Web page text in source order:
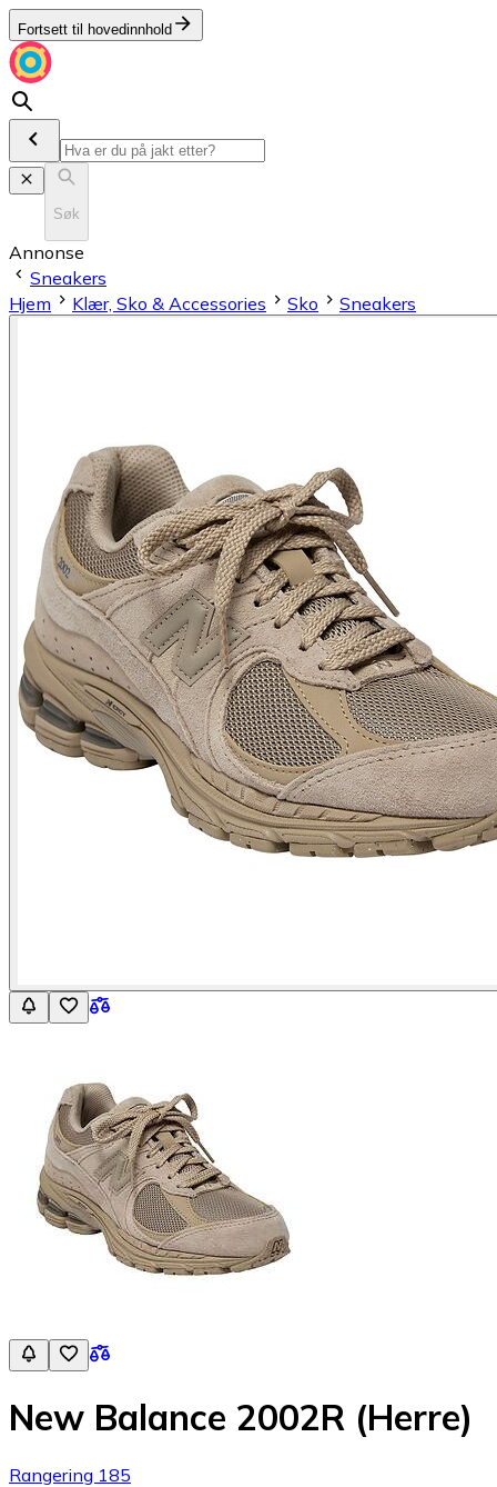
Fortsett til hovedinnhold
Søk
Annonse
Sneakers
Hjem
Klær, Sko & Accessories Sko Sneakers
New Balance 2002R (Herre)
Rangering 185